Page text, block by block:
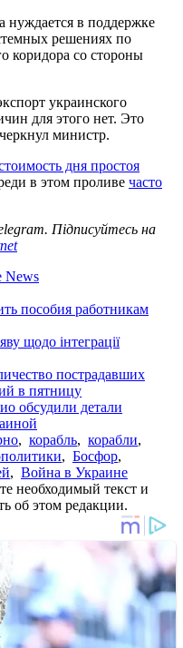
нуждается в поддержке
решениях по
коридора со стороны
украинского
для этого нет. Это
министр.
дня простоя
в этом проливе часто
Підписуйтесь на
News
пособия работникам
щодо інтеграції
пострадавших
в пятницу
обсудили детали
, корабль, корабли,
, Босфор,
, Война в Украине
необходимый текст и
об этом редакции.